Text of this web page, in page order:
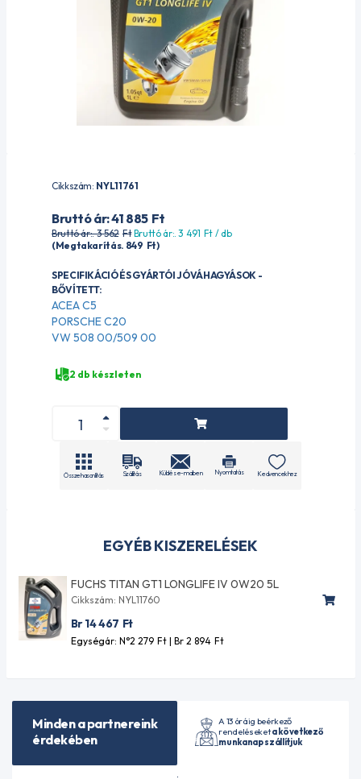
EGYÉB KISZERELÉSEK
FUCHS TITAN GT1 LONGLIFE IV 0W20 5L
Cikkszám: NYL11760
Br 14 467 Ft
Egységár: N°2 279 Ft| Br 2 894 Ft
Cikkszám: NYL11761
Bruttó ár: 41 885 Ft
Bruttó ár:. 3 562 FtBruttó ár:. 3 491 Ft/ db
(Megtakarítás. 849 Ft)
SPECIFIKÁCIÓ ÉS GYÁRTÓI JÓVÁHAGYÁSOK -
BŐVÍTETT:
ACEA C5
PORSCHE C20
VW 508 00/509 00
2 db készleten
Összehasonlítás Szállítás Küldés e-mailben Nyomtatás Kedvencekhez
Minden a partnereink
érdekében
A 13 óráig beérkező
rendeléseketa következő
munkanap szállítjuk